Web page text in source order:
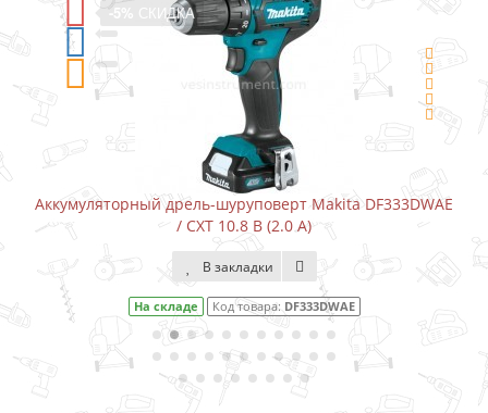
-5% СКИДКА
Аккумуляторный дрель-шуруповерт Makita DF333DWAE
/ CXT 10.8 В (2.0 А)
В закладки
На складе Код товара: DF333DWAE